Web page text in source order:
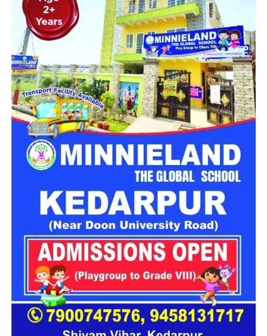
महिला सशक्तिकरण एवं बाल विकास विभाग की ओर से इसके लिए ‘आलंबन
गांव’ विकसित करने की योजना तैयार की जा रही है। इस योजना का उद्देश्य
नारी निकेतन में रहने वाली महिलाओं और बच्चों को सुरक्षित माहौल के साथ-
साथ घर जैसा अपनापन और स्वतंत्रता देना है।
उत्तराखंड में बन रहा ‘आलंबन गांव’
महिला सशक्तिकरण एवं बाल विकास विभागके निदेशक आईएएस बंशीलाल
राणा के मुताबिक, नारी निकेतन में आने वाली कई महिलाएं और बच्चे खुद को
एक बंद संस्थान या जेल जैसी जगह पर महसूस करते हैं। यही वजह है कि
कई बार बच्चे वहां से निकलने या भागने की कोशिश तक करने लगते हैं।
इसी समस्या को ध्यान में रखते हुए विभाग अब ऐसा इंफ्रास्ट्रक्चर तैयार
करने की दिशा में काम कर रहा है, जहां रहने वाले लोगों को संस्थागत माहौल
के बजाय परिवार जैसा वातावरण मिल सके।
16 घरों में मिलेगा परिवार जैसा माहौल
प्रस्तावित आलंबन गांव में कॉटेज और छोटे घर विकसित किए जाएंगे। यहां
एक परिवार की तर्ज पर लोगों को रखा जाएगा। योजना के मुताबिक, एक
यूनिट में करीब दो महिलाएं, चार बच्चे और एक किशोरी को शामिल किया
जाएगा। इस तरह उन्हें एक परिवार की तरह साथ रहने का अवसर मिलेगा।
हर यूनिट में अलग किचन जैसी सुविधाएं भी होंगी, ताकि वहां रहने वाली